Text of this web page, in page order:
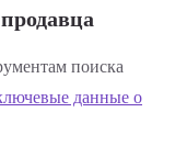
поиска
данные о